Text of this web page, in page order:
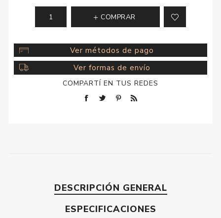
COMPRAR
Ver métodos de pago
Ver formas de envío
COMPARTÍ EN TUS REDES
DESCRIPCIÓN GENERAL
ESPECIFICACIONES